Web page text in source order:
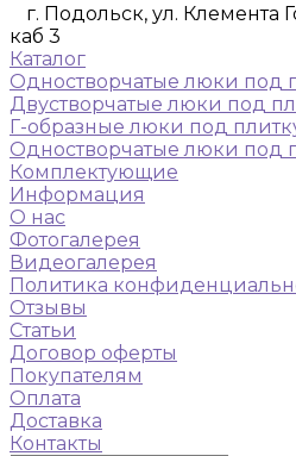
г. Подольск, ул. Клемента
каб 3
Каталог
Одностворчатые люки под
Двустворчатые люки под
Г-образные люки под
Одностворчатые люки под
Комплектующие
Информация
О нас
Фотогалерея
Видеогалерея
Политика
Отзывы
Статьи
Договор оферты
Покупателям
Оплата
Доставка
Контакты